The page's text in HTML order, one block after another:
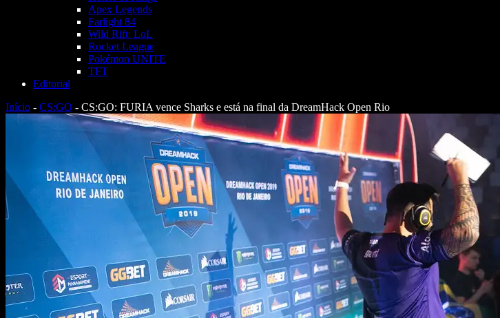
Apex Legends
Farlight 84
Wild Rift: LoL
Rocket League
Pokémon UNITE
TFT
Editorial
Início - CS:GO - CS:GO: FURIA vence Sharks e está na final da DreamHack Open Rio